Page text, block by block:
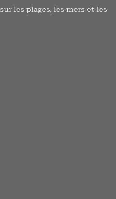
les plages, les mers et les